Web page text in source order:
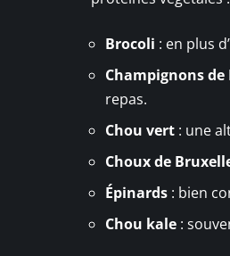
Brocoli : en plus
Champignons de
repas.
Chou vert : une
Choux de
Épinards : bien
Chou kale :